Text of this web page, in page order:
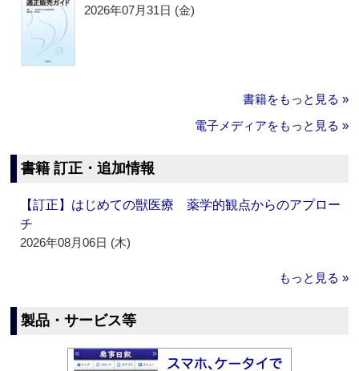
2026年07月31日 (金)
書籍をもっと見る »
電子メディアをもっと見る »
書籍 訂正・追加情報
【訂正】はじめての獣医療 薬学的観点からのアプロー
チ
2026年08月06日 (木)
もっと見る »
製品・サービス等